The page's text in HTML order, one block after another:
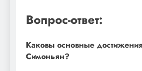
Вопрос-ответ:
Каковы основные
Симоньян?